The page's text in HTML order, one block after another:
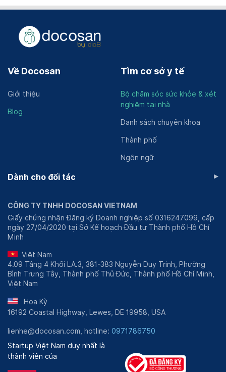
Về Docosan
Giới thiệu
Blog
Tìm cơ sở y tế
Bộ chăm sóc sức khỏe & xét
nghiệm tại nhà
Danh sách chuyên khoa
Thành phố
Ngôn ngữ
Dành cho đối tác ▸
CÔNG TY TNHH DOCOSAN VIETNAM
Giấy chứng nhận Đăng ký Doanh nghiệp số 0316247099, cấp
ngày 27/04/2020 tại Sở Kế hoạch Đầu tư Thành phố Hồ Chí
Minh
Việt Nam
4.09 Tầng 4 Khối LA.3, 381-383 Nguyễn Duy Trinh, Phường
Bình Trưng Tây, Thành phố Thủ Đức, Thành phố Hồ Chí Minh,
Việt Nam
Hoa Kỳ
16192 Coastal Highway, Lewes, DE 19958, USA
lienhe@docosan.com, hotline: 0971786750
Startup Việt Nam duy nhất là
thành viên của